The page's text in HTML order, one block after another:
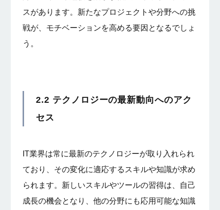
スがあります。新たなプロジェクトや分野への挑
戦が、モチベーションを高める要因となるでしょ
う。
2.2 テクノロジーの最新動向へのアク
セス
IT業界は常に最新のテクノロジーが取り入れられ
ており、その変化に適応するスキルや知識が求め
られます。新しいスキルやツールの習得は、自己
成長の機会となり、他の分野にも応用可能な知識